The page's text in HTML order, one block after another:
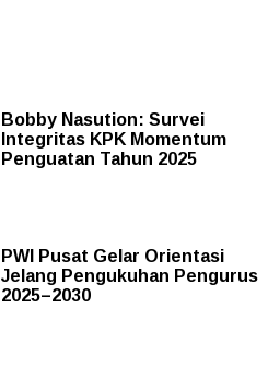
Bobby Nasution: Survei
Integritas KPK Momentum
Penguatan Tahun 2025
PWI Pusat Gelar Orientasi
Jelang Pengukuhan Pengurus
2025–2030